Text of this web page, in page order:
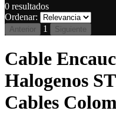
0 resultados
Ordenar:
Anterior 1 Siguiente
Cable
Halogenos
Cables